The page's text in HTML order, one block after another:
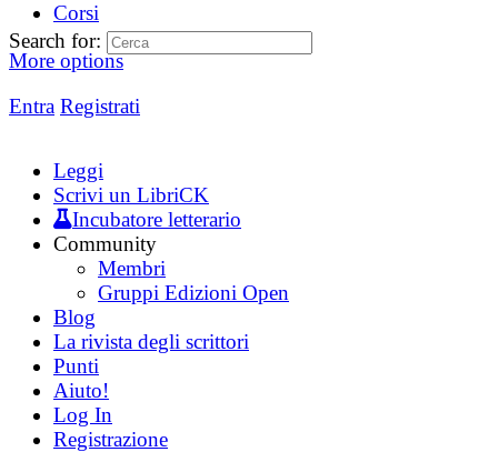
Corsi
More options
Entra Registrati
Search for:
Leggi
Scrivi un LibriCK
Incubatore letterario
Community
Membri
Gruppi Edizioni Open
Blog
La rivista degli scrittori
Punti
Aiuto!
Log In
Registrazione